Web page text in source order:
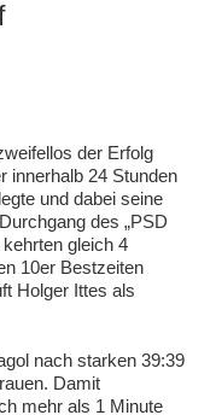
der Erfolg
innerhalb 24 Stunden
und dabei seine
des „PSD
gleich 4
10er Bestzeiten
Holger Ittes als
nach starken 39:39
Damit
mehr als 1 Minute